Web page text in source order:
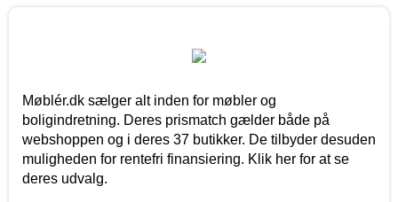
Møblér.dk sælger alt inden for møbler og
boligindretning. Deres prismatch gælder både på
webshoppen og i deres 37 butikker. De tilbyder desuden
muligheden for rentefri finansiering. Klik her for at se
deres udvalg.